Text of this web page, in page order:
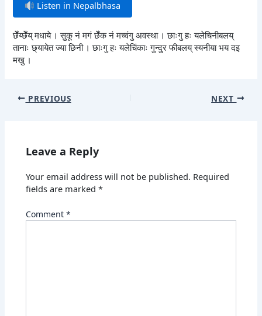
Listen in Nepalbhasa
छेँय्छेँय् मधाये । सुकू नं मगं छेँक नं मच्वंगु अवस्था । छाःगु हः यलेचिनीबलय्
तानाः छ्यायेत ज्या छिनी । छाःगु हः यलेचिंकाः गुन्दु्र फीबलय् स्यनीया भय दइ
मखु ।
PREVIOUS NEXT
Leave a Reply
Your email address will not be published. Required
fields are marked*
Comment*